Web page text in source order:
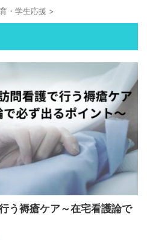
・学生応援 >
う褥瘡ケア～在宅看護論で